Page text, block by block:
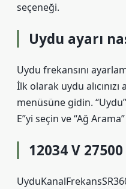
seçeneği.
Uydu ayarı
Uydu frekansını
İlk olarak uydu
menüsüne gidin.
E”yi seçin ve “Ağ
12034 V